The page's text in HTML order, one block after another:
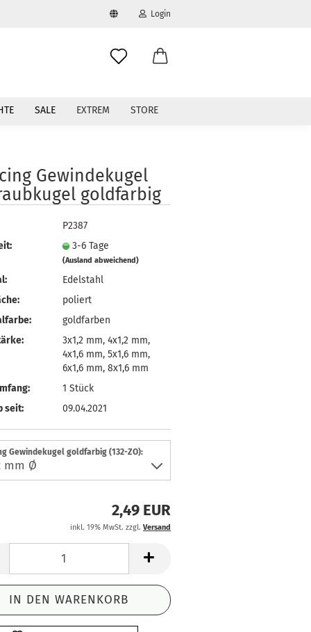
Login
vergessen?
SALE EXTREM STORE
Gewindekugel
goldfarbig
P2387
3-6 Tage
(Ausland abweichend)
Edelstahl
poliert
goldfarben
3x1,2 mm, 4x1,2 mm,
4x1,6 mm, 5x1,6 mm,
6x1,6 mm, 8x1,6 mm
1 Stück
seit:
09.04.2021
Gewindekugel goldfarbig (132-ZO):
2,49 EUR
inkl. 19% MwSt. zzgl. Versand